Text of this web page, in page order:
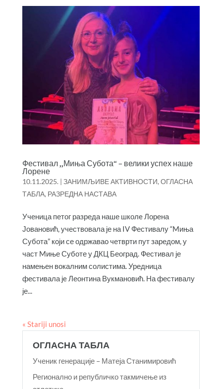
Фестивал ,,Миња Субота“ – велики успех наше
Лорене
10.11.2025. | ЗАНИМЉИВЕ АКТИВНОСТИ, ОГЛАСНА
ТАБЛА, РАЗРЕДНА НАСТАВА
Ученица петог разреда наше школe Лорена
Јовановић, учествовала је на IV Фестивалу “Mиња
Субота” кoји се одржаваo четврти пут заредом, у
част Mиње Суботе у ДКЦ Београд. Фестивал је
намењен вокалним солистима. Уредница
фестивала јe Леонтина Вукмановић. На фестивалу
је...
« Stariji unosi
ОГЛАСНА ТАБЛА
Ученик генерације – Матеја Станимировић
Регионално и републичко такмичење из